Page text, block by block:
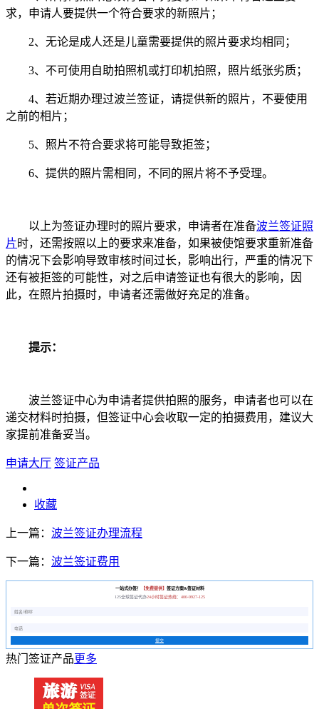
求，申请人要提供一个符合要求的新照片；
2、无论是成人还是儿童需要提供的照片要求均相同；
3、不可使用自助拍照机或打印机拍照，照片纸张劣质；
4、若近期办理过波兰签证，请提供新的照片，不要使用
之前的相片；
5、照片不符合要求将可能导致拒签；
6、提供的照片需相同，不同的照片将不予受理。
以上为签证办理时的照片要求，申请者在准备波兰签证照
片时，还需按照以上的要求来准备，如果被使馆要求重新准备
的情况下会影响导致审核时间过长，影响出行，严重的情况下
还有被拒签的可能性，对之后申请签证也有很大的影响，因
此，在照片拍摄时，申请者还需做好充足的准备。
提示：
波兰签证中心为申请者提供拍照的服务，申请者也可以在
递交材料时拍摄，但签证中心会收取一定的拍摄费用，建议大
家提前准备妥当。
申请大厅 签证产品
收藏
上一篇： 波兰签证办理流程
下一篇： 波兰签证费用
一站式办签！ 【免费提供】 签证方案&签证材料
125全球签证代办24小时签证热线：400-9927-125
提交
热门签证产品更多